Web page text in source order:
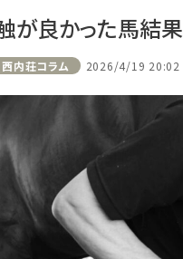
が良かった馬結果
西内荘コラム 2026/4/19 20:02